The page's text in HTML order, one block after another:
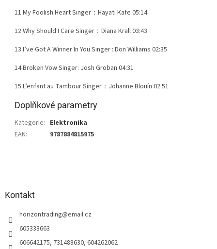
11 My Foolish Heart Singer：Hayati Kafe 05:14
12 Why Should I Care Singer：Diana Krall 03:43
13 I’ve Got A Winner In You Singer : Don Williams 02:35
14 Broken Vow Singer: Josh Groban 04:31
15 L’enfant au Tambour Singer：Johanne Blouín 02:51
Doplňkové parametry
Kategorie: Elektronika
EAN: 9787884815975
Kontakt
horizontrading@email.cz
605333663
606642175, 731488630, 604262062